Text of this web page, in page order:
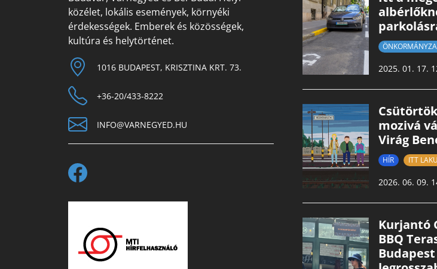
közélet, lokális események, környéki
érdekességek. Emberek és közösségek,
kultúra és helytörténet.
1016 BUDAPEST, KRISZTINA KRT. 73.
+36-20/433-8222
INFO@VARNEGYED.HU
2025. 01. 17.
mozivá
Virág
HÍR ITT
2026. 06. 09.
Kurjantó
BBQ
Budapest